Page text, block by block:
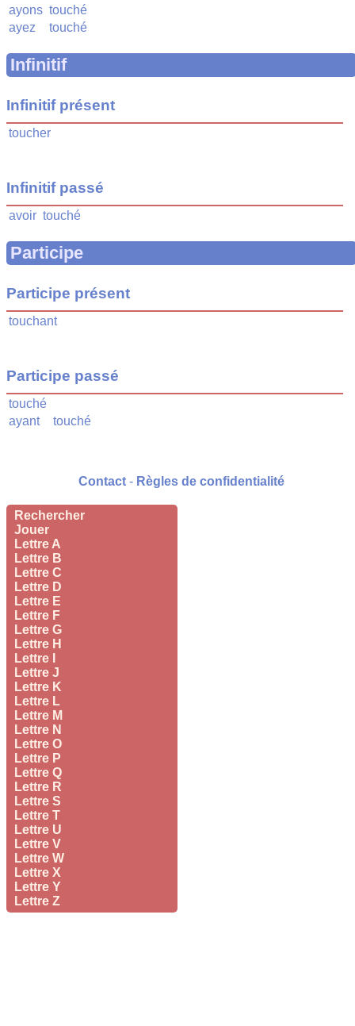
Rechercher
Jouer
Lettre A
Lettre B
Lettre C
Lettre D
Lettre E
Lettre F
Lettre G
Lettre H
Lettre I
Lettre J
Lettre K
Lettre L
Lettre M
Lettre N
Lettre O
Lettre P
Lettre Q
Lettre R
Lettre S
Lettre T
Lettre U
Lettre V
Lettre W
Lettre X
Lettre Y
Lettre Z
ayons touché
ayez
touché
Infinitif
Infinitif présent
toucher
Infinitif passé
avoir touché
Participe
Participe présent
touchant
Participe passé
touché
ayant
touché
Contact - Règles de confidentialité